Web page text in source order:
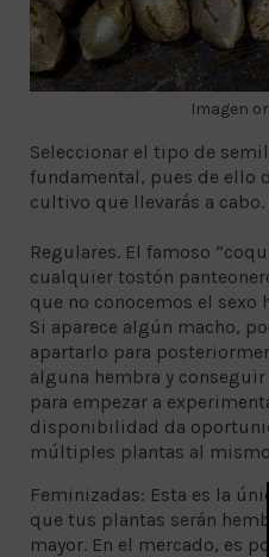
Imagen
Seleccionar el tipo de
fundamental, pues de ello
cultivo que llevarás a
Regulares. El famoso
cualquier tostón
que no conocemos el sexo
Si aparece algún macho,
apartarlo para
alguna hembra y
para empezar a
disponibilidad da
múltiples plantas al
Feminizadas: Esta es la
que tus plantas serán
mayor. En el mercado, es